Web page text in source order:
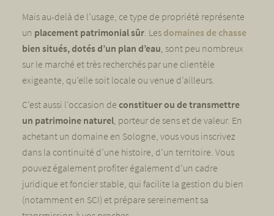
Mais au-delà de l’usage, ce type de propriété représente
un placement patrimonial sûr. Les domaines de chasse
bien situés, dotés d’un plan d’eau, sont peu nombreux
sur le marché et très recherchés par une clientèle
exigeante, qu’elle soit locale ou venue d’ailleurs.
C’est aussi l’occasion de constituer ou de transmettre
un patrimoine naturel, porteur de sens et de valeur. En
achetant un domaine en Sologne, vous vous inscrivez
dans la continuité d’une histoire, d’un territoire. Vous
pouvez également profiter également d’un cadre
juridique et foncier stable, qui facilite la gestion du bien
(notamment en SCI) et prépare sereinement sa